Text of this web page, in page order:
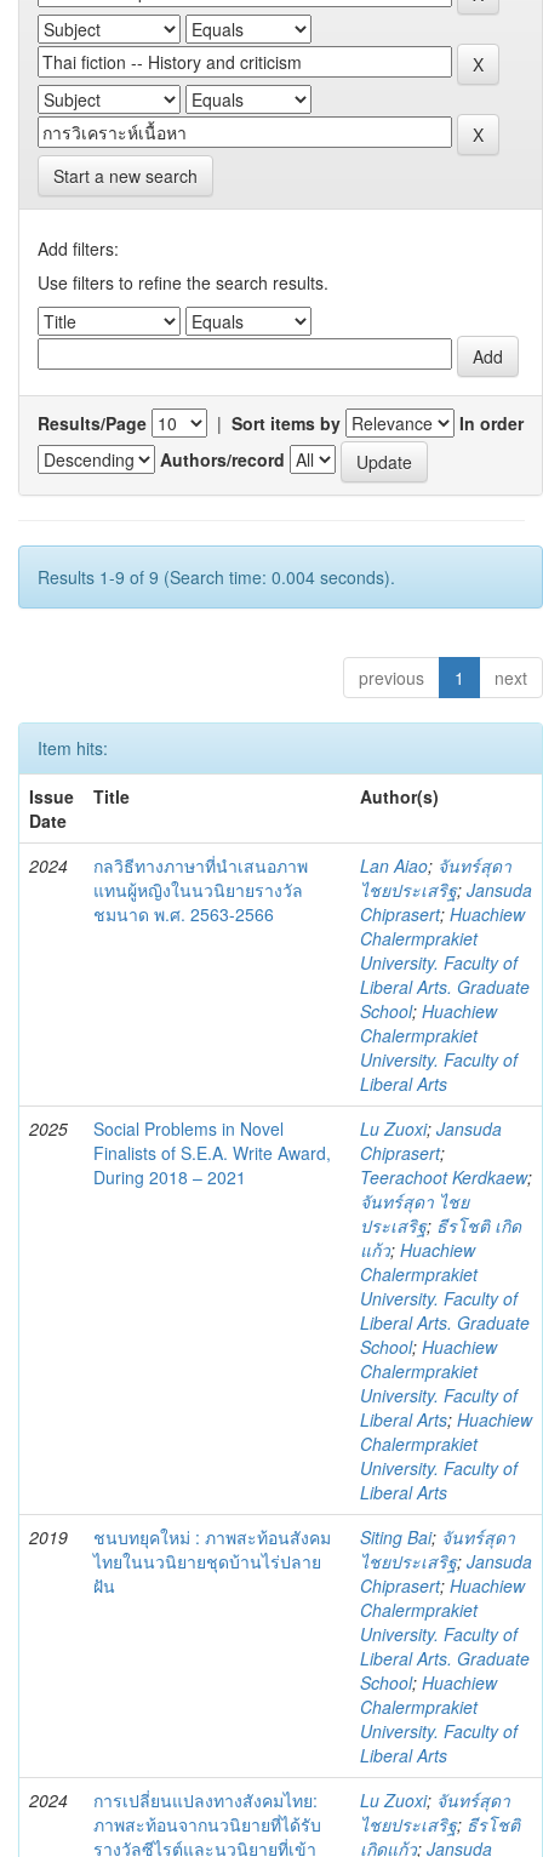
Start a new search
Add filters:
Use filters to refine the search results.
Results/Page | Sort items by
In order
Authors/record
Results 1-9 of 9 (Search time: 0.004 seconds).
previous 1 next
Item hits:
Issue
Date
Title Author(s)
2024
กลวิธีทางภาษาที่นำเสนอภาพ
แทนผู้หญิงในนวนิยายรางวัล
ชมนาด พ.ศ. 2563-2566
Lan Aiao; จันทร์สุดา
ไชยประเสริฐ; Jansuda
Chiprasert; Huachiew
Chalermprakiet
University. Faculty of
Liberal Arts. Graduate
School; Huachiew
Chalermprakiet
University. Faculty of
Liberal Arts
2025
Social Problems in Novel
Finalists of S.E.A. Write Award,
During 2018 – 2021
Lu Zuoxi; Jansuda
Chiprasert;
Teerachoot Kerdkaew;
จันทร์สุดา ไชย
ประเสริฐ; ธีรโชติ เกิด
แก้ว; Huachiew
Chalermprakiet
University. Faculty of
Liberal Arts. Graduate
School; Huachiew
Chalermprakiet
University. Faculty of
Liberal Arts; Huachiew
Chalermprakiet
University. Faculty of
Liberal Arts
2019
ชนบทยุคใหม่ : ภาพสะท้อนสังคม
ไทยในนวนิยายชุดบ้านไร่ปลาย
ฝัน
Siting Bai; จันทร์สุดา
ไชยประเสริฐ; Jansuda
Chiprasert; Huachiew
Chalermprakiet
University. Faculty of
Liberal Arts. Graduate
School; Huachiew
Chalermprakiet
University. Faculty of
Liberal Arts
2024
การเปลี่ยนแปลงทางสังคมไทย:
ภาพสะท้อนจากนวนิยายที่ได้รับ
รางวัลซีไรต์และนวนิยายที่เข้า
Lu Zuoxi; จันทร์สุดา
ไชยประเสริฐ; ธีรโชติ
เกิดแก้ว; Jansuda